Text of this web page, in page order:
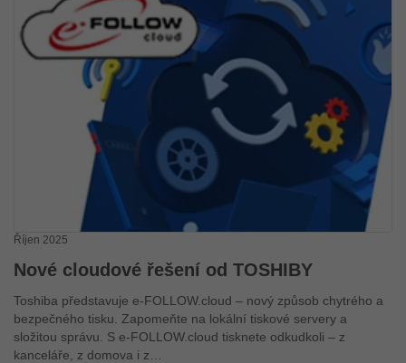
Říjen 2025
Nové cloudové řešení od TOSHIBY
Toshiba představuje e-FOLLOW.cloud – nový způsob chytrého a
bezpečného tisku. Zapomeňte na lokální tiskové servery a
složitou správu. S e-FOLLOW.cloud tisknete odkudkoli – z
kanceláře, z domova i z…